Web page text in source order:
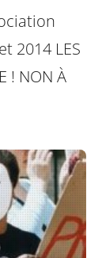
2014 LES
! NON À